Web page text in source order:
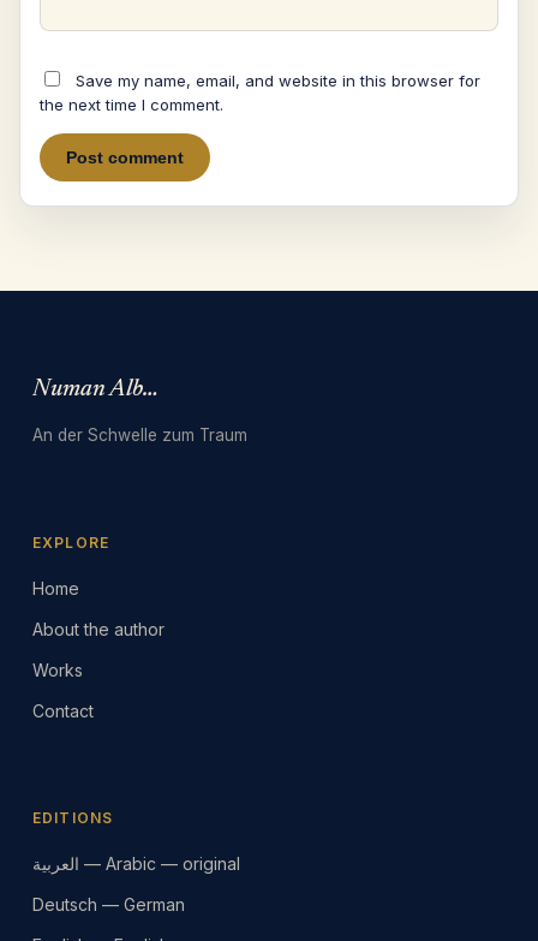
Save my name, email, and website in this browser for
the next time I comment.
Numan Albarbari
An der Schwelle zum Traum
EXPLORE
Home
About the author
Works
Contact
EDITIONS
العربية — Arabic — original
Deutsch — German